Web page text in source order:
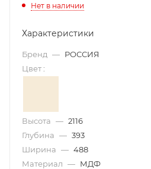
Нет в наличии
Характеристики
Бренд — РОССИЯ
Цвет :
Высота — 2116
Глубина — 393
Ширина — 488
Материал — МДФ